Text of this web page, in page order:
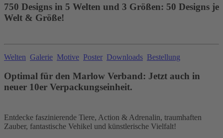
750 Designs in 5 Welten und 3 Größen: 50 Designs je
Welt & Größe!
Welten Galerie Motive Poster Downloads Bestellung
Optimal für den Marlow Verband: Jetzt auch in
neuer 10er Verpackungseinheit.
Entdecke faszinierende Tiere, Action & Adrenalin, traumhaften
Zauber, fantastische Vehikel und künstlerische Vielfalt!